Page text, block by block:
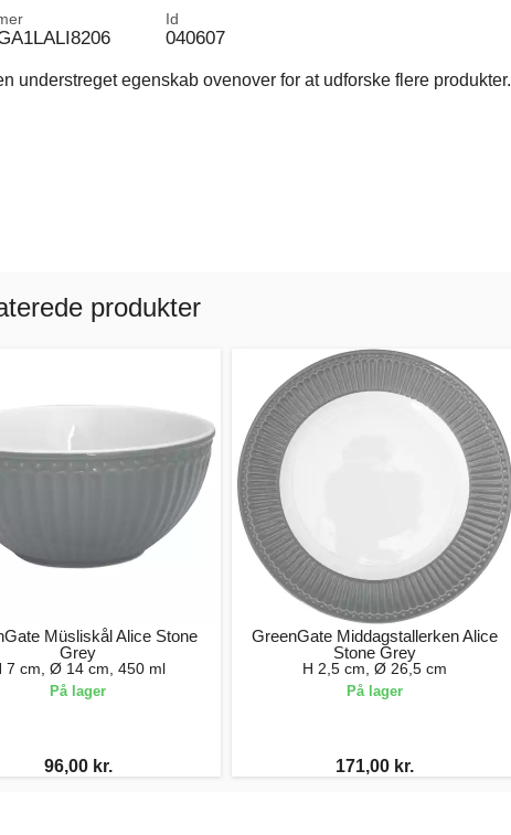
Id
040607
understreget egenskab ovenover for at udforske flere produkter.
produkter
Müsliskål Alice Stone
Grey
7 cm, Ø 14 cm, 450 ml
På lager
96,00 kr.
GreenGate Middagstallerken Alice
Stone Grey
H 2,5 cm, Ø 26,5 cm
På lager
171,00 kr.